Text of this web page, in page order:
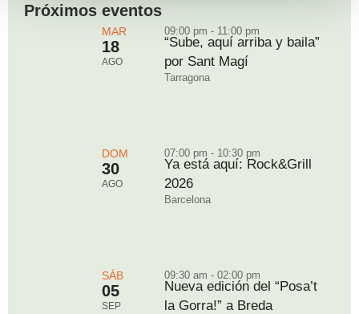
Próximos eventos
MAR
18
AGO
09:00 pm - 11:00 pm
“Sube, aquí arriba y baila”
por Sant Magí
Tarragona
DOM
30
AGO
07:00 pm - 10:30 pm
Ya está aquí: Rock&Grill
2026
Barcelona
SÁB
05
SEP
09:30 am - 02:00 pm
Nueva edición del “Posa’t
la Gorra!” a Breda